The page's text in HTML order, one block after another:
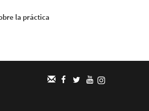
la práctica